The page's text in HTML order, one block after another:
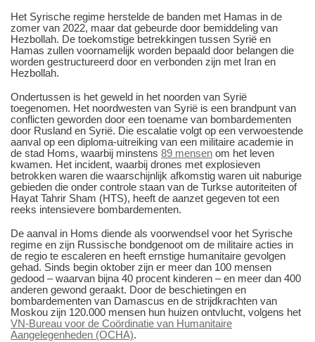
Het Syrische regime herstelde de banden met Hamas in de
zomer van 2022, maar dat gebeurde door bemiddeling van
Hezbollah. De toekomstige betrekkingen tussen Syrië en
Hamas zullen voornamelijk worden bepaald door belangen die
worden gestructureerd door en verbonden zijn met Iran en
Hezbollah.
Ondertussen is het geweld in het noorden van Syrië
toegenomen. Het noordwesten van Syrië is een brandpunt van
conflicten geworden door een toename van bombardementen
door Rusland en Syrië. Die escalatie volgt op een verwoestende
aanval op een diploma-uitreiking van een militaire academie in
de stad Homs, waarbij minstens 89 mensen om het leven
kwamen. Het incident, waarbij drones met explosieven
betrokken waren die waarschijnlijk afkomstig waren uit naburige
gebieden die onder controle staan van de Turkse autoriteiten of
Hayat Tahrir Sham (HTS), heeft de aanzet gegeven tot een
reeks intensievere bombardementen.
De aanval in Homs diende als voorwendsel voor het Syrische
regime en zijn Russische bondgenoot om de militaire acties in
de regio te escaleren en heeft ernstige humanitaire gevolgen
gehad. Sinds begin oktober zijn er meer dan 100 mensen
gedood ‒ waarvan bijna 40 procent kinderen ‒ en meer dan 400
anderen gewond geraakt. Door de beschietingen en
bombardementen van Damascus en de strijdkrachten van
Moskou zijn 120.000 mensen hun huizen ontvlucht, volgens het
VN-Bureau voor de Coördinatie van Humanitaire
Aangelegenheden (OCHA).